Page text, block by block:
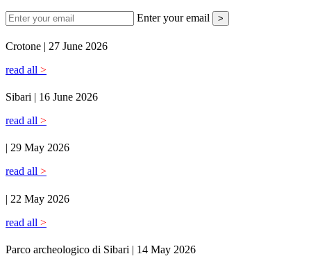
Enter your email >
Crotone | 27 June 2026
read all >
Sibari | 16 June 2026
read all >
29 May 2026
read all >
| 22 May 2026
read all >
Parco archeologico di Sibari | 14 May 2026